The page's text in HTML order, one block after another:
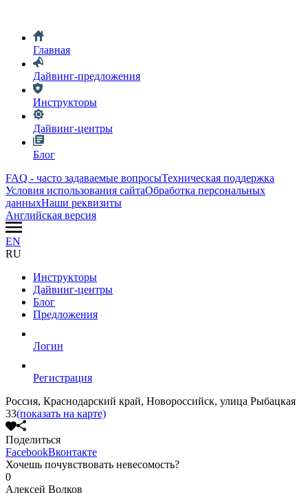
Главная
Дайвинг-предложения
Инструкторы
Дайвинг-центры
Блог
FAQ - часто задаваемые вопросыТехническая поддержка
Условия использования сайтаОбработка персональных
данныхНаши реквизиты
Английская версия
EN
RU
Инструкторы
Дайвинг-центры
Блог
Предложения
Логин
Регистрация
Россия, Краснодарский край, Новороссийск, улица Рыбацкая
33(показать на карте)
Поделиться
FacebookВконтакте
Хочешь почувствовать невесомость?
0
Алексей Волков